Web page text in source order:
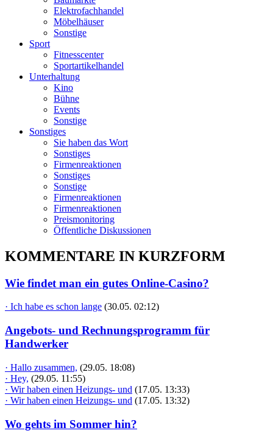
Elektrofachhandel
Möbelhäuser
Sonstige
Sport
Fitnesscenter
Sportartikelhandel
Unterhaltung
Kino
Bühne
Events
Sonstige
Sonstiges
Sie haben das Wort
Sonstiges
Firmenreaktionen
Sonstiges
Sonstige
Firmenreaktionen
Firmenreaktionen
Preismonitoring
Öffentliche Diskussionen
KOMMENTARE IN KURZFORM
Wie findet man ein gutes Online-Casino?
· Ich habe es schon lange (30.05. 02:12)
Angebots- und Rechnungsprogramm für
Handwerker
· Hallo zusammen, (29.05. 18:08)
· Hey, (29.05. 11:55)
· Wir haben einen Heizungs- und (17.05. 13:33)
· Wir haben einen Heizungs- und (17.05. 13:32)
Wo gehts im Sommer hin?